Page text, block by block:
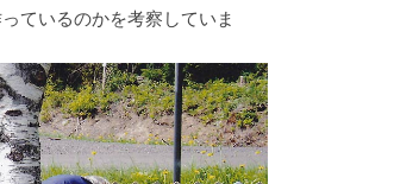
ているのかを考察していま